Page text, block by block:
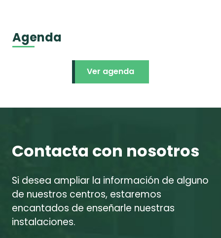
Agenda
Ver agenda
Contacta con nosotros
Si desea ampliar la información de alguno
de nuestros centros, estaremos
encantados de enseñarle nuestras
instalaciones.